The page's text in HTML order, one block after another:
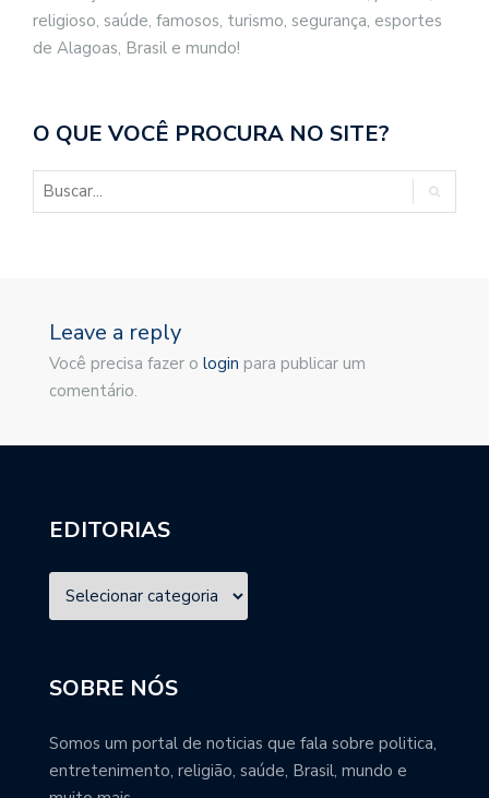
religioso, saúde, famosos, turismo, segurança, esportes
de Alagoas, Brasil e mundo!
O QUE VOCÊ PROCURA NO SITE?
Leave a reply
Você precisa fazer o login para publicar um
comentário.
EDITORIAS
SOBRE NÓS
Somos um portal de noticias que fala sobre politica,
entretenimento, religião, saúde, Brasil, mundo e